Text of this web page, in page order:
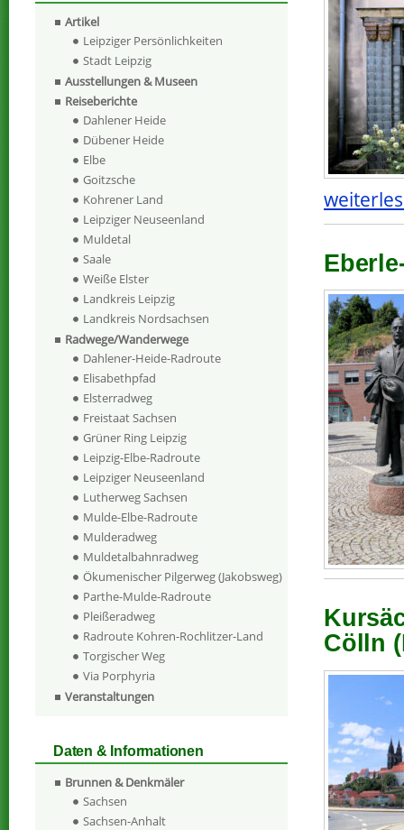
Cölln
Artikel
Leipziger Persönlichkeiten
Stadt Leipzig
Ausstellungen & Museen
Reiseberichte
Dahlener Heide
Dübener Heide
Elbe
Goitzsche
Kohrener Land
Leipziger Neuseenland
Muldetal
Saale
Weiße Elster
Landkreis Leipzig
Landkreis Nordsachsen
Radwege/Wanderwege
Dahlener-Heide-Radroute
Elisabethpfad
Elsterradweg
Freistaat Sachsen
Grüner Ring Leipzig
Leipzig-Elbe-Radroute
Leipziger Neuseenland
Lutherweg Sachsen
Mulde-Elbe-Radroute
Mulderadweg
Muldetalbahnradweg
Ökumenischer Pilgerweg (Jakobsweg)
Parthe-Mulde-Radroute
Pleißeradweg
Radroute Kohren-Rochlitzer-Land
Torgischer Weg
Via Porphyria
Veranstaltungen
Daten & Informationen
Brunnen & Denkmäler
Sachsen
Sachsen-Anhalt